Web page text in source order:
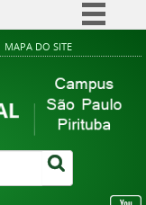
Simplifique!
Participe
à informação
Legislação
Canais
MAPA DO SITE